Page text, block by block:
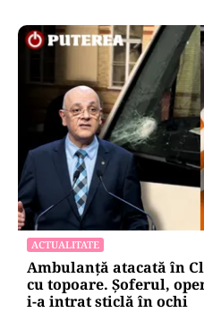
ACTUALITATE
Ambulanță atacată în
cu topoare. Șoferul,
i-a intrat sticlă în ochi